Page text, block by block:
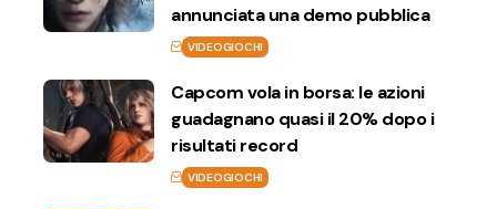
annunciata una demo pubblica
VIDEOGIOCHI
Capcom vola in borsa: le azioni
guadagnano quasi il 20% dopo i
risultati record
VIDEOGIOCHI